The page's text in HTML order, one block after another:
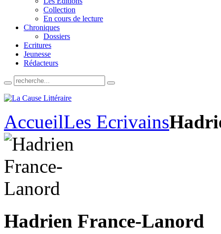
Collection
En cours de lecture
Chroniques
Dossiers
Ecritures
Jeunesse
Rédacteurs
AccueilLes Ecrivains
Hadrien France-Lanord